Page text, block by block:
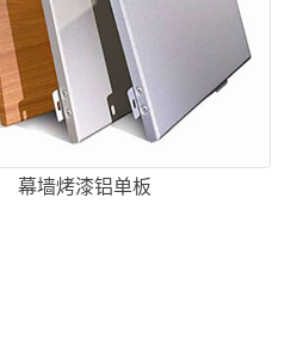
幕墙烤漆铝单板